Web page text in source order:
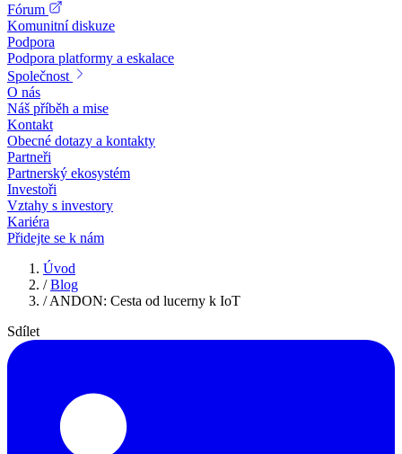
Fórum
Komunitní diskuze
Podpora
Podpora platformy a eskalace
Společnost
O nás
Náš příběh a mise
Kontakt
Obecné dotazy a kontakty
Partneři
Partnerský ekosystém
Investoři
Vztahy s investory
Kariéra
Přidejte se k nám
Úvod
/ Blog
/ ANDON: Cesta od lucerny k IoT
Sdílet